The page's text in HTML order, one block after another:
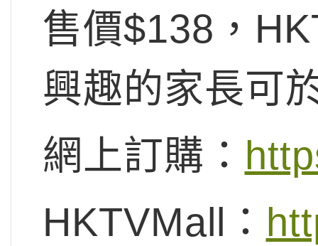
售價$138，
興趣的家長可
網上訂購：
HKTVMall：